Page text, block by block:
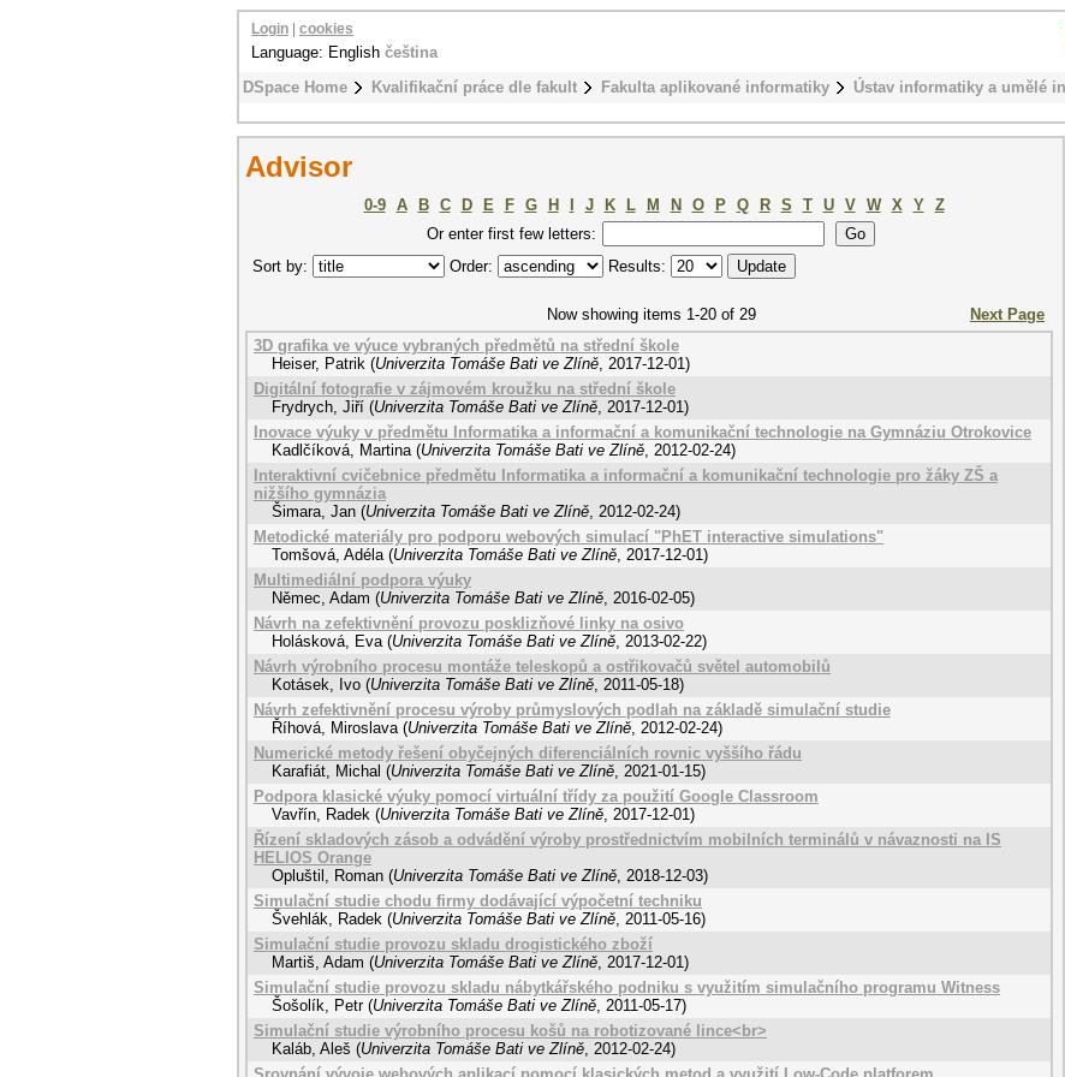
DSpace Home Kvalifikační práce dle fakult Fakulta aplikované informatiky Ústav informatiky a umělé
Login cookies
Language: English čeština
Advisor
0-9 A B C D E F G H J K L M N O P Q R S T U V W X Y
Z
Or enter first few letters:
Sort by:
Order: Results:
Now showing items 1-20 of 29
Next Page
3D grafika ve výuce vybraných předmětů na střední škole
Heiser, Patrik (Univerzita Tomáše Bati ve Zlíně, 2017-12-01)
Digitální fotografie v zájmovém kroužku na střední škole
Frydrych, Jiří (Univerzita Tomáše Bati ve Zlíně, 2017-12-01)
Inovace výuky v předmětu Informatika a informační a komunikační technologie na Gymnáziu Otrokovice
Kadlčíková, Martina (Univerzita Tomáše Bati ve Zlíně, 2012-02-24)
Interaktivní cvičebnice předmětu Informatika a informační a komunikační technologie pro žáky ZŠ a
nižšího gymnázia
Šimara, Jan (Univerzita Tomáše Bati ve Zlíně, 2012-02-24)
Metodické materiály pro podporu webových simulací "PhET interactive simulations"
Tomšová, Adéla (Univerzita Tomáše Bati ve Zlíně, 2017-12-01)
Multimediální podpora výuky
Němec, Adam (Univerzita Tomáše Bati ve Zlíně, 2016-02-05)
Návrh na zefektivnění provozu posklizňové linky na osivo
Holásková, Eva (Univerzita Tomáše Bati ve Zlíně, 2013-02-22)
Návrh výrobního procesu montáže teleskopů a ostřikovačů světel automobilů
Kotásek, Ivo (Univerzita Tomáše Bati ve Zlíně, 2011-05-18)
Návrh zefektivnění procesu výroby průmyslových podlah na základě simulační studie
Říhová, Miroslava (Univerzita Tomáše Bati ve Zlíně, 2012-02-24)
Numerické metody řešení obyčejných diferenciálních rovnic vyššího řádu
Karafiát, Michal (Univerzita Tomáše Bati ve Zlíně, 2021-01-15)
Podpora klasické výuky pomocí virtuální třídy za použití Google Classroom
Vavřín, Radek (Univerzita Tomáše Bati ve Zlíně, 2017-12-01)
Řízení skladových zásob a odvádění výroby prostřednictvím mobilních terminálů v návaznosti na IS
HELIOS Orange
Opluštil, Roman (Univerzita Tomáše Bati ve Zlíně, 2018-12-03)
Simulační studie chodu firmy dodávající výpočetní techniku
Švehlák, Radek (Univerzita Tomáše Bati ve Zlíně, 2011-05-16)
Simulační studie provozu skladu drogistického zboží
Martiš, Adam (Univerzita Tomáše Bati ve Zlíně, 2017-12-01)
Simulační studie provozu skladu nábytkářského podniku s využitím simulačního programu Witness
Šošolík, Petr (Univerzita Tomáše Bati ve Zlíně, 2011-05-17)
Simulační studie výrobního procesu košů na robotizované lince<br>
Kaláb, Aleš (Univerzita Tomáše Bati ve Zlíně, 2012-02-24)